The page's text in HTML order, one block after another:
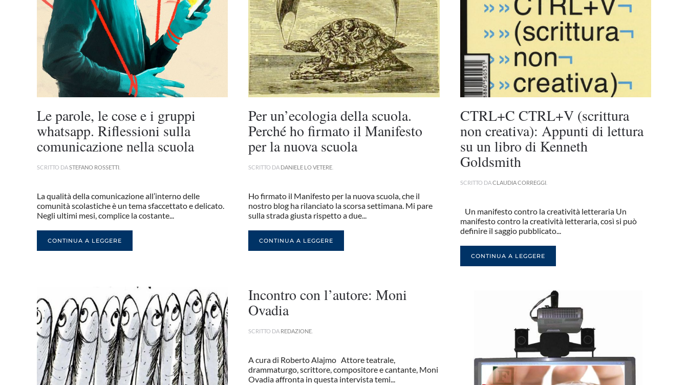
Le parole, le cose e i gruppi
whatsapp. Riflessioni sulla
comunicazione nella scuola
SCRITTO DASTEFANO ROSSETTI
La qualità della comunicazione all’interno delle
comunità scolastiche è un tema sfaccettato e delicato.
Negli ultimi mesi, complice la costante...
CONTINUA A LEGGERE
Per un’ecologia della scuola.
Perché ho firmato il Manifesto
per la nuova scuola
SCRITTO DA DANIELE LO VETERE
Ho firmato il Manifesto per la nuova scuola, che il
nostro blog ha rilanciato la scorsa settimana. Mi pare
sulla strada giusta rispetto a due...
CONTINUA A LEGGERE
CTRL+C CTRL+V (scrittura
non creativa): Appunti di lettura
su un libro di Kenneth
Goldsmith
SCRITTO DACLAUDIA CORREGGI.
Un manifesto contro la creatività letteraria Un
manifesto contro la creatività letteraria, così si può
definire il saggio pubblicato...
CONTINUA A LEGGERE
Incontro con l’autore: Moni
Ovadia
SCRITTO DA REDAZIONE
A cura di Roberto Alajmo Attore teatrale,
drammaturgo, scrittore, compositore e cantante, Moni
Ovadia affronta in questa intervista temi...